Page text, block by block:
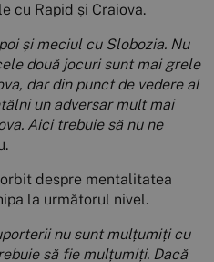
cu Rapid și Craiova.
și meciul cu Slobozia. Nu
două jocuri sunt mai grele
dar din punct de vedere al
un adversar mult mai
Aici trebuie să nu ne
despre mentalitatea
la următorul nivel.
nu sunt mulțumiți cu
să fie mulțumiți. Dacă